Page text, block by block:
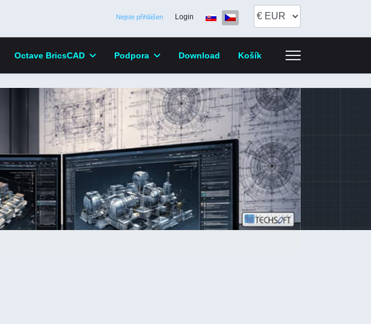
Nejste přihlášen Login Zvolte jazyk
Octave BricsCAD Podpora Download Košík